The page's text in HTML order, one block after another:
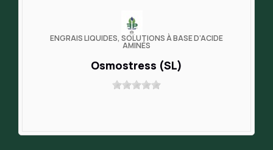
ENGRAIS LIQUIDES, SOLUTIONS À BASE D’ACIDE
AMINÉS
Osmostress (SL)